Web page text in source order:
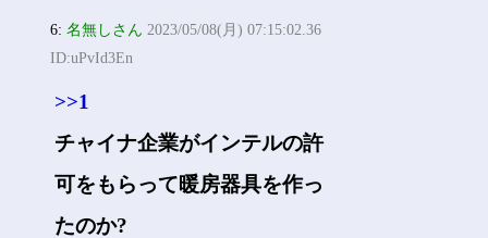
6:名無しさん 2023/05/08(月) 07:15:02.36
ID:uPvId3En
>>1
チャイナ企業がインテルの許
可をもらって暖房器具を作っ
たのか?